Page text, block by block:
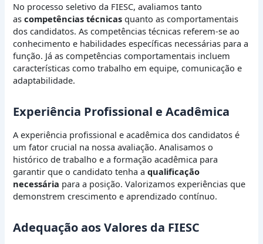
No processo seletivo da FIESC, avaliamos tanto
ascompetências técnicas quanto as comportamentais
dos candidatos. As competências técnicas referem-se ao
conhecimento e habilidades específicas necessárias para a
função. Já as competências comportamentais incluem
características como trabalho em equipe, comunicação e
adaptabilidade.
Experiência Profissional e Acadêmica
A experiência profissional e acadêmica dos candidatos é
um fator crucial na nossa avaliação. Analisamos o
histórico de trabalho e a formação acadêmica para
garantir que o candidato tenha aqualificação
necessária para a posição. Valorizamos experiências que
demonstrem crescimento e aprendizado contínuo.
Adequação aos Valores da FIESC